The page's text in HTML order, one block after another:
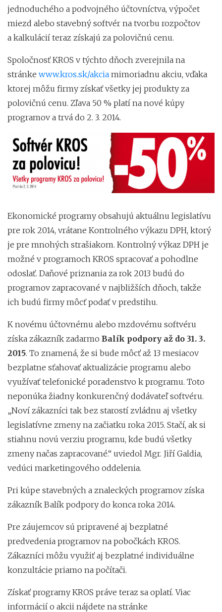
jednoduchého a podvojného účtovníctva, výpočet
miezd alebo stavebný softvér na tvorbu rozpočtov
a kalkulácií teraz získajú za polovičnú cenu.
Spoločnosť KROS v týchto dňoch zverejnila na
stránke www.kros.sk/akcia mimoriadnu akciu, vďaka
ktorej môžu firmy získať všetky jej produkty za
polovičnú cenu. Zľava 50 % platí na nové kúpy
programov a trvá do 2. 3. 2014.
Ekonomické programy obsahujú aktuálnu legislatívu
pre rok 2014, vrátane Kontrolného výkazu DPH, ktorý
je pre mnohých strašiakom. Kontrolný výkaz DPH je
možné v programoch KROS spracovať a pohodlne
odoslať. Daňové priznania za rok 2013 budú do
programov zapracované v najbližších dňoch, takže
ich budú firmy môcť podať v predstihu.
K novému účtovnému alebo mzdovému softvéru
získa zákazník zadarmo Balík podpory až do 31. 3.
2015. To znamená, že si bude môcť až 13 mesiacov
bezplatne sťahovať aktualizácie programu alebo
využívať telefonické poradenstvo k programu. Toto
neponúka žiadny konkurenčný dodávateľ softvéru.
„Noví zákazníci tak bez starostí zvládnu aj všetky
legislatívne zmeny na začiatku roka 2015. Stačí, ak si
stiahnu novú verziu programu, kde budú všetky
zmeny načas zapracované.“ uviedol Mgr. Jiří Galdia,
vedúci marketingového oddelenia.
Pri kúpe stavebných a znaleckých programov získa
zákazník Balík podpory do konca roka 2014.
Pre záujemcov sú pripravené aj bezplatné
predvedenia programov na pobočkách KROS.
Zákazníci môžu využiť aj bezplatné individuálne
konzultácie priamo na počítači.
Získať programy KROS práve teraz sa oplatí. Viac
informácií o akcii nájdete na stránke